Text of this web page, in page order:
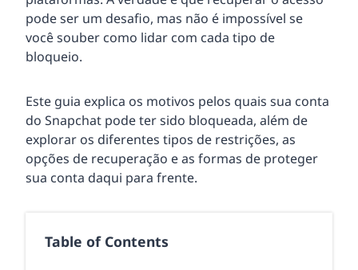
pode ser um desafio, mas não é impossível se
você souber como lidar com cada tipo de
bloqueio.
Este guia explica os motivos pelos quais sua conta
do Snapchat pode ter sido bloqueada, além de
explorar os diferentes tipos de restrições, as
opções de recuperação e as formas de proteger
sua conta daqui para frente.
Table of Contents